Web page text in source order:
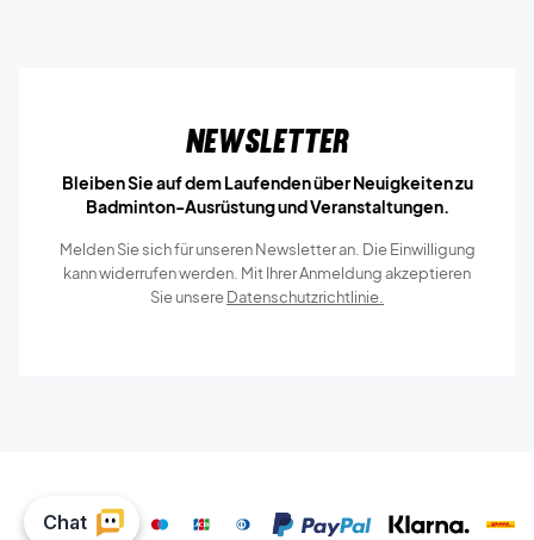
Newsletter
Bleiben Sie auf dem Laufenden über Neuigkeiten zu
Badminton-Ausrüstung und Veranstaltungen.
Melden Sie sich für unseren Newsletter an. Die Einwilligung
kann widerrufen werden. Mit Ihrer Anmeldung akzeptieren
Sie unsereDatenschutzrichtlinie.